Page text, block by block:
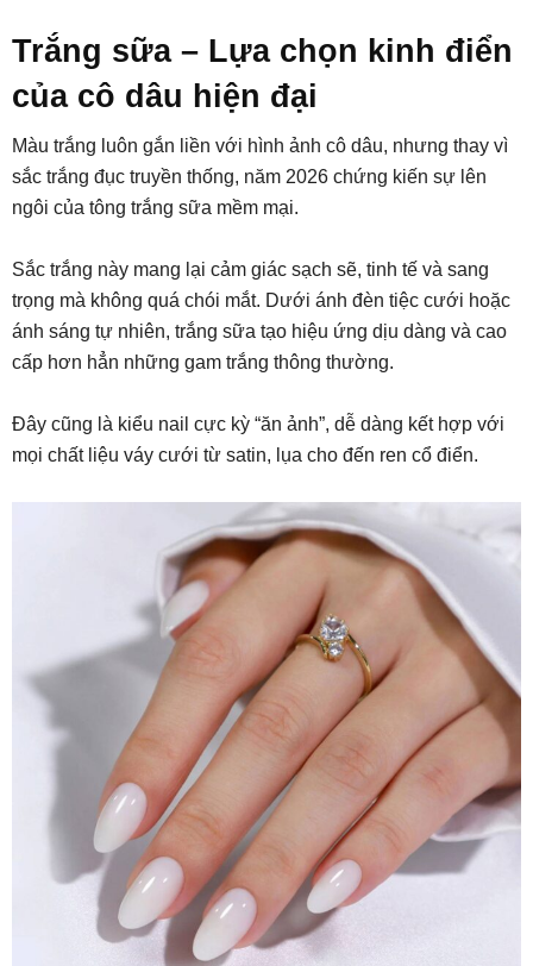
Trắng sữa – Lựa chọn kinh điển
của cô dâu hiện đại
Màu trắng luôn gắn liền với hình ảnh cô dâu, nhưng thay vì
sắc trắng đục truyền thống, năm 2026 chứng kiến sự lên
ngôi của tông trắng sữa mềm mại.
Sắc trắng này mang lại cảm giác sạch sẽ, tinh tế và sang
trọng mà không quá chói mắt. Dưới ánh đèn tiệc cưới hoặc
ánh sáng tự nhiên, trắng sữa tạo hiệu ứng dịu dàng và cao
cấp hơn hẳn những gam trắng thông thường.
Đây cũng là kiểu nail cực kỳ “ăn ảnh”, dễ dàng kết hợp với
mọi chất liệu váy cưới từ satin, lụa cho đến ren cổ điển.